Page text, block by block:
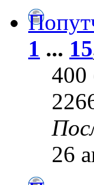
1 ... 15
400
26